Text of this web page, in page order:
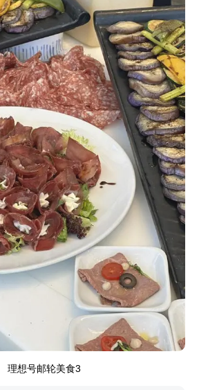
理想号邮轮美食3
上咨询过了，觉得理想号邮轮还是
，这次是带父母一块邮轮旅行，所
想号邮轮的套房四人间，每个人的
还是很有性价比的。
评论
一个房间就好，我自己再到平台上
评论